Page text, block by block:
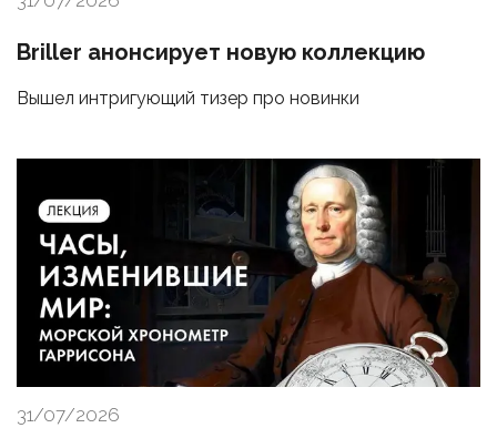
Briller анонсирует новую коллекцию
Вышел интригующий тизер про новинки
31/07/2026